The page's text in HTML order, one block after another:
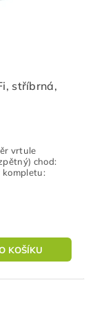
stříbrná,
vrtule
chod: